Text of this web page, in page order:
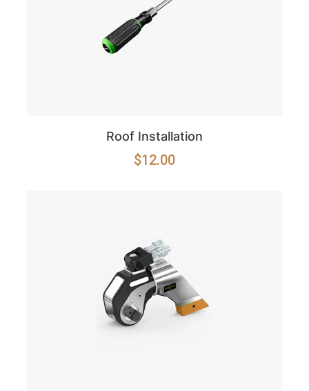
Roof Installation
$12.00